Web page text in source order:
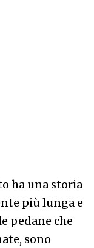
ha una storia
più lunga e
pedane che
sono